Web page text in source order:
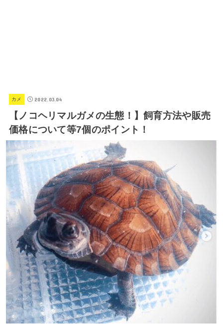
カメ 2022.03.04
【ノコヘリマルガメの生態！】飼育方法や販売
価格について等7個のポイント！